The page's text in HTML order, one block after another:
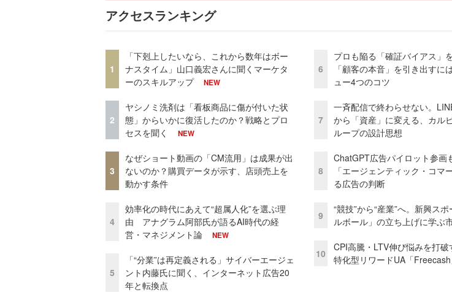
アクセスランキング
1
「下剋上したいなら、これから数年はボー
ナスタイム」山口義宏さんに聞くマーケタ
ーのスキルアップ
NEW
2
ヤシノミ洗剤は「看板商品に傷が付いた状
態」からいかに復活したのか？戦略とプロ
セスを聞く
NEW
3
なぜショート動画の「CM流用」は成果が出
ないのか？購買データが示す、店頭売上を
動かす条件
4
効率化の時代にあえて“超属人化”を選ぶ理
由 アナグラム阿部氏が語るAI時代の経
営・マネジメント論
NEW
5
「“分業”は再定義される」サイバーエージェ
ント内藤氏に聞く、インターネット広告20
年と転換点
6
プロも陥る「確証バイアス」
「顧客の本音」を引き出すに
ュー4つのコツ
7
一斉配信で終わらせない。
から「資産」に変える、カル
ループの設計思想
8
ChatGPT広告パイロット参
「エージェンティック・コマ
る広告の判断
9
“競技”から“産業”へ。新興ス
ルボール」の立ち上げに学ぶ
10
CPI高騰・LTV伸び悩みを打
特化型リワードUA「